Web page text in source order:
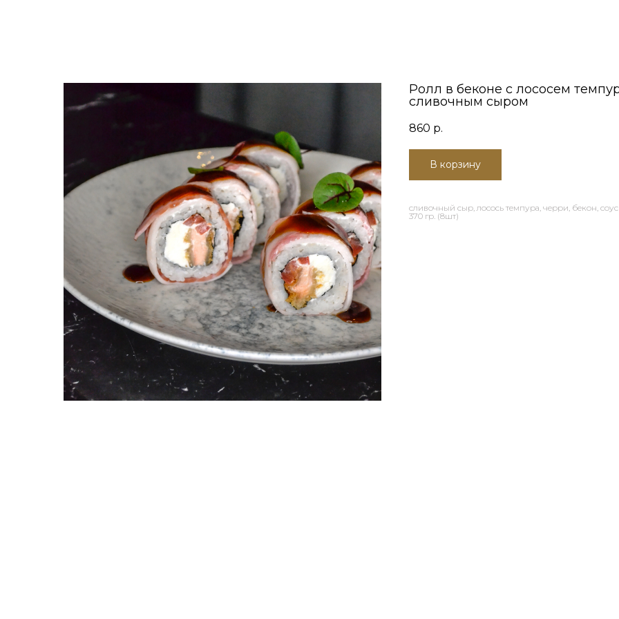
Ролл в беконе с лососем
сливочным сыром
860 р.
В корзину
сливочный сыр, лосось темпура, черри, бекон,
370 гр. (8шт)